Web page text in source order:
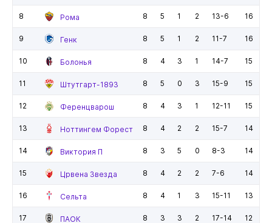
8 Рома 8 5 1 2 13-6 16
9 Генк 8 5 1 2 11-7 16
10 Болонья 8 4 3 1 14-7 15
11 Штутгарт-1893 8 5 0 3 15-9 15
12 Ференцварош 8 4 3 1 12-11 15
13 Ноттингем Форест 8 4 2 2 15-7 14
14 Виктория П 8 3 5 0 8-3 14
15 Црвена Звезда 8 4 2 2 7-6 14
16 Сельта 8 4 1 3 15-11 13
17 ПАОК 8 3 3 2 17-14 12